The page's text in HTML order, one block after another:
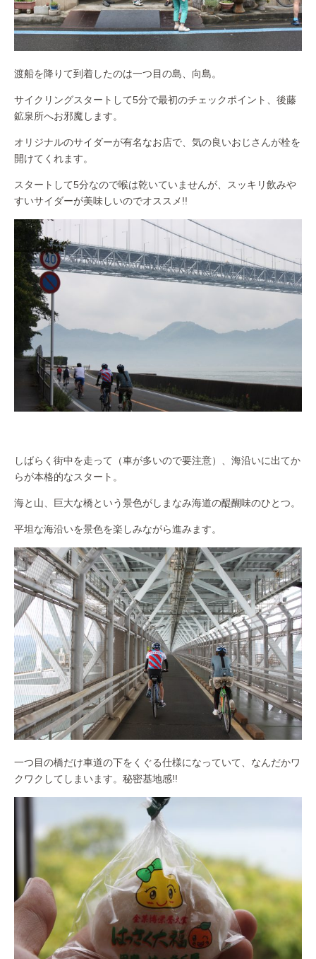
渡船を降りて到着したのは一つ目の島、向島。
サイクリングスタートして5分で最初のチェックポイント、後藤
鉱泉所へお邪魔します。
オリジナルのサイダーが有名なお店で、気の良いおじさんが栓を
開けてくれます。
スタートして5分なので喉は乾いていませんが、スッキリ飲みや
すいサイダーが美味しいのでオススメ!!
しばらく街中を走って（車が多いので要注意）、海沿いに出てか
らが本格的なスタート。
海と山、巨大な橋という景色がしまなみ海道の醍醐味のひとつ。
平坦な海沿いを景色を楽しみながら進みます。
一つ目の橋だけ車道の下をくぐる仕様になっていて、なんだかワ
クワクしてしまいます。秘密基地感!!